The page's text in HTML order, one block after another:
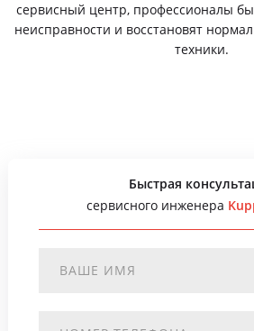
сервисный центр, профессионалы
неисправности и восстановят
техники.
Быстрая
сервисного инженера